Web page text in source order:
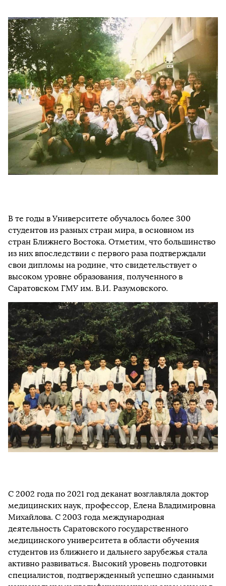
В те годы в Университете обучалось более 300
студентов из разных стран мира, в основном из
стран Ближнего Востока. Отметим, что большинство
из них впоследствии с первого раза подтверждали
свои дипломы на родине, что свидетельствует о
высоком уровне образования, полученного в
Саратовском ГМУ им. В.И. Разумовского.
С 2002 года по 2021 год деканат возглавляла доктор
медицинских наук, профессор, Елена Владимировна
Михайлова. С 2003 года международная
деятельность Саратовского государственного
медицинского университета в области обучения
студентов из ближнего и дальнего зарубежья стала
активно развиваться. Высокий уровень подготовки
специалистов, подтвержденный успешно сданными